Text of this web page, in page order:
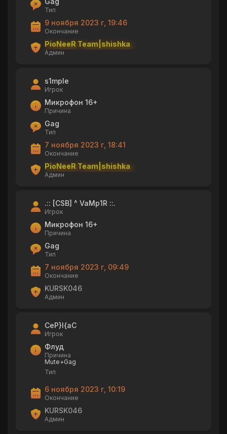
Тип
9 ноября 2023 г, 19:46
Окончание
PioNeeR Team|shishka
Админ
s1mple
Игрок
Микрофон 16+
Причина
Gag
Тип
7 ноября 2023 г, 18:41
Окончание
PioNeeR Team|shishka
Админ
.:: [CSB] ^ VaMp1R ::.
Игрок
Микрофон 16+
Причина
Gag
Тип
7 ноября 2023 г, 09:49
Окончание
KURSK046
Админ
CeP}I{aC
Игрок
Флуд
Причина
Mute+Gag
Тип
6 ноября 2023 г, 10:19
Окончание
KURSK046
Админ